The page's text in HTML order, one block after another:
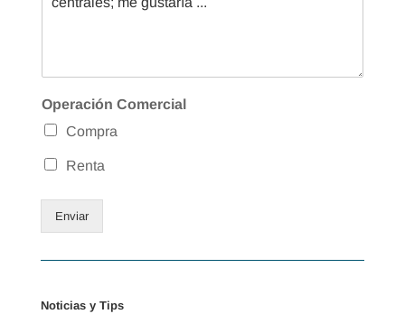
Operación Comercial
Compra
Renta
Enviar
Noticias y Tips